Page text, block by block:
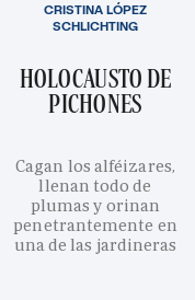
HOLOCAUSTO DE
PICHONES
Cagan los alféizares,
llenan todo de
plumas y orinan
penetrantemente en
una de las jardineras
CRISTINA LÓPEZ
SCHLICHTING